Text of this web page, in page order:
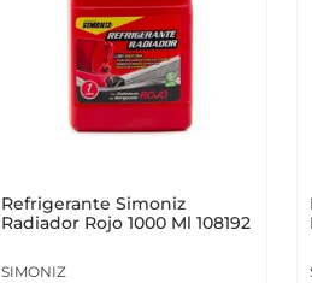
Refrigerante Simoniz
Radiador Rojo 1000 Ml 108192
SIMONIZ